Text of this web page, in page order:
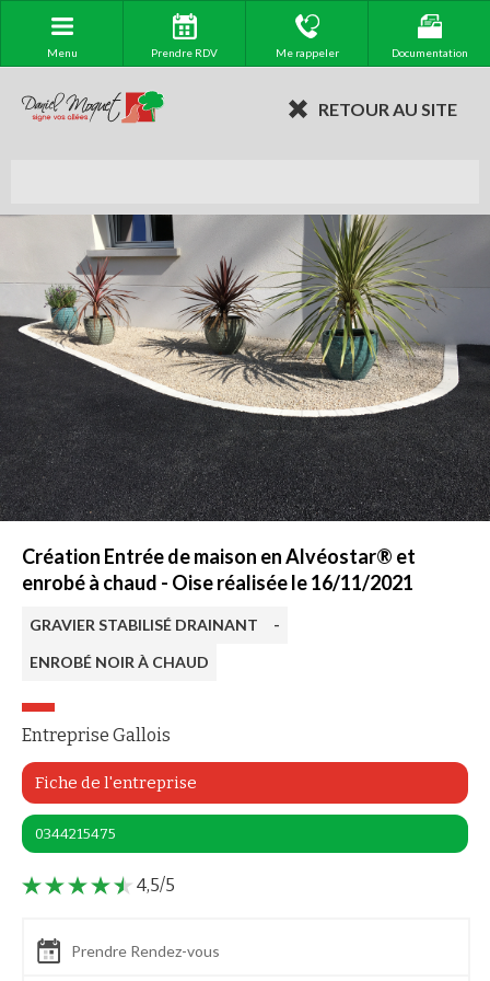
Menu Prendre RDV Me rappeler Documentation
RETOUR AU SITE
Création Entrée de maison en Alvéostar® et
enrobé à chaud - Oise réalisée le 16/11/2021
GRAVIER STABILISÉ DRAINANT
-
ENROBÉ NOIR À CHAUD
Entreprise Gallois
Fiche de l'entreprise
0344215475
4,5/5
Prendre Rendez-vous